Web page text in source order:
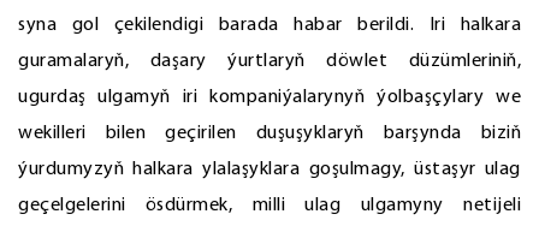
syna gol çekilendigi barada habar berildi. Iri halkara
guramalaryň, daşary ýurtlaryň döwlet düzümleriniň,
ugurdaş ulgamyň iri kompaniýalarynyň ýolbaşçylary we
wekilleri bilen geçirilen duşuşyklaryň barşynda biziň
ýurdumyzyň halkara ylalaşyklara goşulmagy, üstaşyr ulag
geçelgelerini ösdürmek, milli ulag ulgamyny netijeli